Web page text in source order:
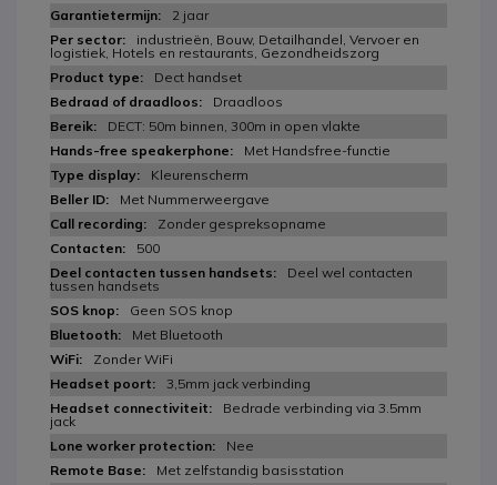
2 jaar
industrieën, Bouw, Detailhandel, Vervoer en
logistiek, Hotels en restaurants, Gezondheidszorg
Dect handset
Draadloos
DECT: 50m binnen, 300m in open vlakte
Met Handsfree-functie
Kleurenscherm
Met Nummerweergave
Zonder gespreksopname
500
Deel wel contacten
tussen handsets
Geen SOS knop
Met Bluetooth
Zonder WiFi
3,5mm jack verbinding
Bedrade verbinding via 3.5mm
jack
Nee
Met zelfstandig basisstation